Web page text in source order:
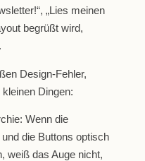
„Lies meinen
begrüßt wird,
Design-Fehler,
Dingen:
Wenn die
die Buttons optisch
weiß das Auge nicht,